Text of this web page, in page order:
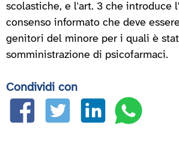
scolastiche, e l'art. 3 che introduce
consenso informato che deve
genitori del minore per i quali è
somministrazione di psicofarmaci.
Condividi con